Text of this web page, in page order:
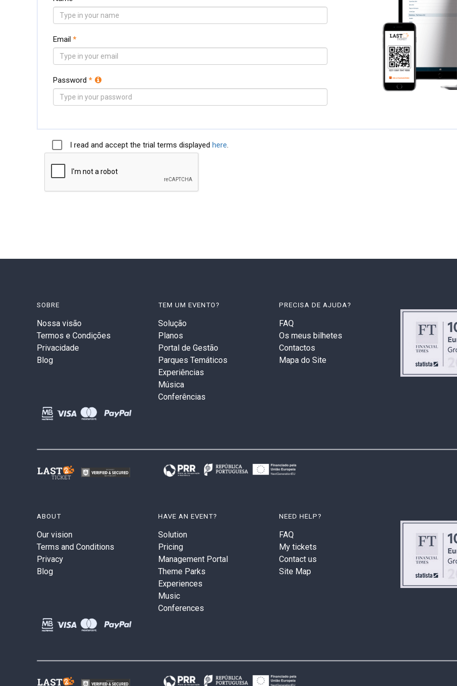
SOBRE
Nossa visão
Termos e Condições
Privacidade
Blog
TEM UM EVENTO?
Solução
Planos
Portal de Gestão
Parques Temáticos
Experiências
Música
Conferências
PRECISA DE AJUDA?
FAQ
Os meus bilhetes
Contactos
Mapa do Site
ABOUT
Our vision
Terms and Conditions
Privacy
Blog
HAVE AN EVENT?
Solution
Pricing
Management Portal
Theme Parks
Experiences
Music
Conferences
NEED HELP?
FAQ
My tickets
Contact us
Site Map